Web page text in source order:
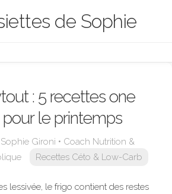
de Sophie
: 5 recettes one
le printemps
Sophie Gironi • Coach Nutrition &
Recettes Céto & Low-Carb
lessivée, le frigo contient des restes